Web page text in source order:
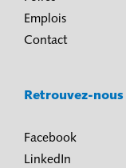
Emplois
Contact
Retrouvez-
Facebook
LinkedIn